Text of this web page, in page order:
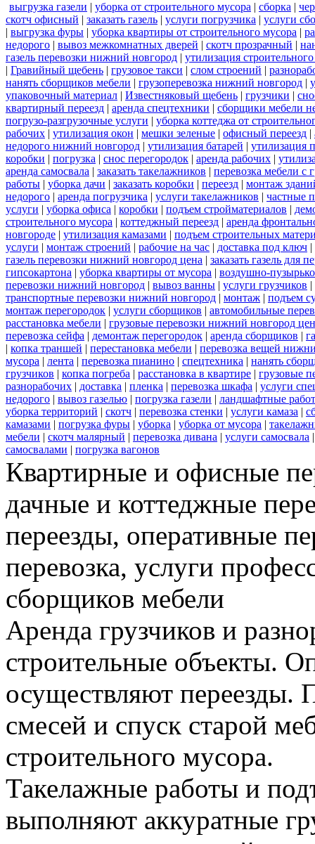
выгрузка газели | уборка от строительного мусора | сборка |
скотч офисный | заказать газель | услуги погрузчика | услуги
| выгрузка фуры | уборка квартиры от строительного мусора |
недорого | вывоз межкомнатных дверей | скотч прозрачный |
газель перевозки нижний новгород | утилизация
| Гравийный щебень | грузовое такси | слом строений |
нанять сборщиков мебели | грузоперевозка нижний новгород |
упаковочный материал | Известняковый щебень | грузчики |
квартирный переезд | аренда спецтехники | сборщики мебели
погрузо-разгрузочные услуги | уборка коттеджа от
рабочих | утилизация окон | мешки зеленые | офисный переезд |
недорого нижний новгород | утилизация батарей | утилизация
коробки | погрузка | снос перегородок | аренда рабочих |
аренда самосвала | заказать такелажников | перевозка мебели с
работы | уборка дачи | заказать коробки | переезд | монтаж
недорого | аренда погрузчика | услуги такелажников | частные
услуги | уборка офиса | коробки | подъем стройматериалов |
строительного мусора | коттеджный переезд | аренда
новгороде | утилизация камазами | подъем строительных
услуги | монтаж строений | рабочие на час | доставка под ключ |
газель перевозки нижний новгород цена | заказать газель для
гипсокартона | уборка квартиры от мусора | воздушно-
перевозки нижний новгород | вывоз ванны | услуги грузчиков |
транспортные перевозки нижний новгород | монтаж | подъем
монтаж перегородок | услуги сборщиков | автомобильные
расстановка мебели | грузовые перевозки нижний новгород
перевозка сейфа | демонтаж перегородок | аренда сборщиков |
| копка траншей | перестановка мебели | перевозка вещей
мусора | лента | перевозка пианино | спецтехника | нанять
грузчиков | копка погреба | расстановка в квартире | грузовые
разнорабочих | доставка | пленка | перевозка шкафа | услуги
недорого | вывоз газелью | погрузка газели | ландшафтные
уборка территорий | скотч | перевозка стенки | услуги камаза |
камазами | погрузка фуры | уборка | уборка от мусора |
мебели | скотч малярный | перевозка дивана | услуги самосвала
самосвалами | погрузка вагонов
Квартирные и офисные
дачные и коттеджные
переезды, оперативные
перевозка, услуги
сборщиков мебели
Аренда грузчиков и
строительные объекты.
осуществляют переезды.
смесей и спуск старой
строительного мусора.
Такелажные работы и
выполняют аккуратные